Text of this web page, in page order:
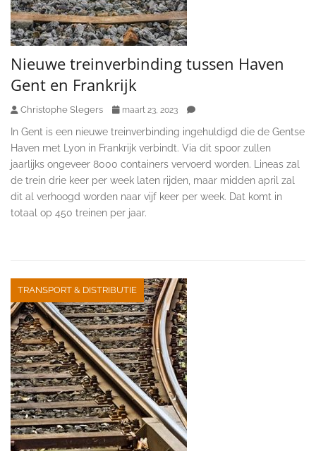
Nieuwe treinverbinding tussen Haven
Gent en Frankrijk
Christophe Slegers maart 23, 2023
In Gent is een nieuwe treinverbinding ingehuldigd die de Gentse
Haven met Lyon in Frankrijk verbindt. Via dit spoor zullen
jaarlijks ongeveer 8000 containers vervoerd worden. Lineas zal
de trein drie keer per week laten rijden, maar midden april zal
dit al verhoogd worden naar vijf keer per week. Dat komt in
totaal op 450 treinen per jaar.
TRANSPORT & DISTRIBUTIE